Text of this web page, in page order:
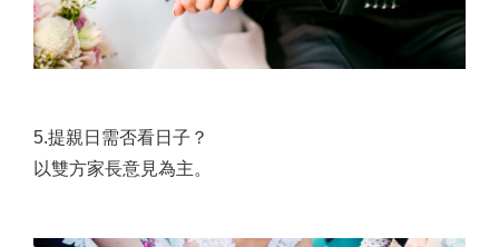
5.提親日需否看日子？
以雙方家長意見為主。